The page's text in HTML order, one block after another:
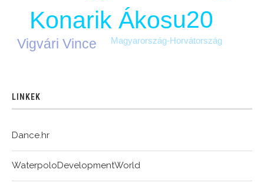
Konarik Ákosu20
Vigvári Vince Magyarország-Horvátország
LINKEK
Dance.hr
WaterpoloDevelopmentWorld